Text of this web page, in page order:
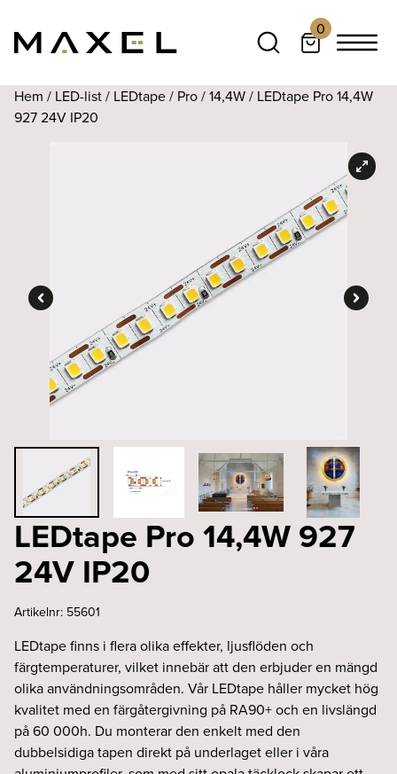
0
Hem / LED-list/ LEDtape/ Pro/14,4W/ LEDtape Pro 14,4W
927 24V IP20
LEDtape Pro 14,4W 927
24V IP20
Artikelnr: 55601
LEDtape finns i flera olika effekter, ljusflöden och
färgtemperaturer, vilket innebär att den erbjuder en mängd
olika användningsområden. Vår LEDtape håller mycket hög
kvalitet med en färgåtergivning på RA90+ och en livslängd
på 60 000h. Du monterar den enkelt med den
dubbelsidiga tapen direkt på underlaget eller i våra